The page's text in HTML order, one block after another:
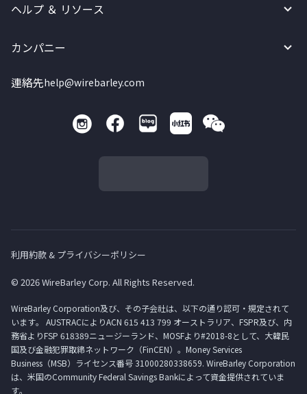
ヘルプ ＆ リソース
カンパニー
連絡先help@wirebarley.com
利用約款 & プライバシーポリシー
© 2026 WireBarley Corp. All Rights Reserved.
WireBarley Corporation及び、その子会社は、以下の通り認可・規定されて
います。 AUSTRACによりACN 615 413 799 オーストラリア、FSPR及び、内
務省よりFSP 618389ニュージーランド、MOSFより#2018-8として、大韓民
国及び金融犯罪取締ネットワーク（FinCEN）。Money Services
Business（MSB）ライセンス番号 31000280338659. WireBarley Corporation
は、米国のCommunity Federal Savings Bankによって資金提供されていま
す。